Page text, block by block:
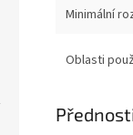
Minimální
Oblasti